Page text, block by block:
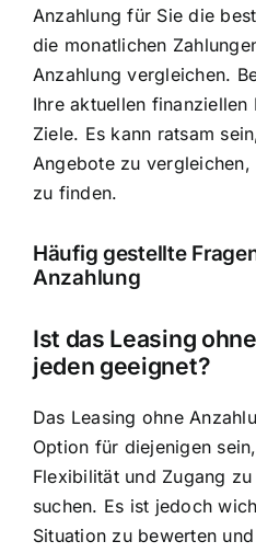
Anzahlung für Sie die
die monatlichen
Anzahlung vergleichen.
Ihre aktuellen
Ziele. Es kann ratsam
Angebote zu
zu finden.
Häufig gestellte
Anzahlung
Ist das Leasing
jeden geeignet?
Das Leasing ohne
Option für diejenigen
Flexibilität und Zugang
suchen. Es ist jedoch
Situation zu bewerten